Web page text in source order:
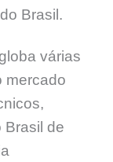
Brasil.
várias
mercado
Brasil de